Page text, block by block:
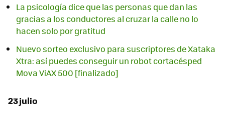
La psicología dice que las personas que dan las
gracias a los conductores al cruzar la calle no lo
hacen solo por gratitud
Nuevo sorteo exclusivo para suscriptores de Xataka
Xtra: así puedes conseguir un robot cortacésped
Mova ViAX 500 [finalizado]
23 julio